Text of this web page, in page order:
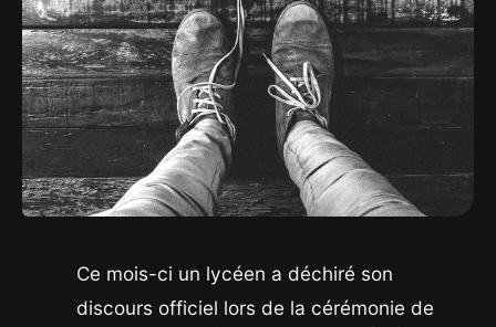
Ce mois-ci un lycéen a déchiré son
discours officiel lors de la cérémonie de